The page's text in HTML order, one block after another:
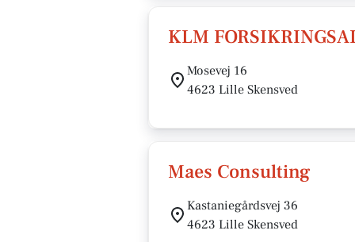
KLM
Mosevej 16
4623 Lille Skensved
Maes Consulting
Kastaniegårdsvej 36
4623 Lille Skensved